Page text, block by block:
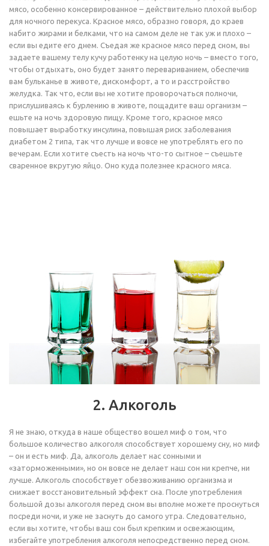
мясо, особенно консервированное – действительно плохой выбор
для ночного перекуса. Красное мясо, образно говоря, до краев
набито жирами и белками, что на самом деле не так уж и плохо –
если вы едите его днем. Съедая же красное мясо перед сном, вы
задаете вашему телу кучу работенку на целую ночь – вместо того,
чтобы отдыхать, оно будет занято перевариванием, обеспечив
вам бульканье в животе, дискомфорт, а то и расстройство
желудка. Так что, если вы не хотите проворочаться полночи,
прислушиваясь к бурлению в животе, пощадите ваш организм –
ешьте на ночь здоровую пищу. Кроме того, красное мясо
повышает выработку инсулина, повышая риск заболевания
диабетом 2 типа, так что лучше и вовсе не употреблять его по
вечерам. Если хотите съесть на ночь что-то сытное – съешьте
сваренное вкрутую яйцо. Оно куда полезнее красного мяса.
2. Алкоголь
Я не знаю, откуда в наше общество вошел миф о том, что
большое количество алкоголя способствует хорошему сну, но миф
– он и есть миф. Да, алкоголь делает нас сонными и
«заторможенными», но он вовсе не делает наш сон ни крепче, ни
лучше. Алкоголь способствует обезвоживанию организма и
снижает восстановительный эффект сна. После употребления
большой дозы алкоголя перед сном вы вполне можете проснуться
посреди ночи, и уже не заснуть до самого утра. Следовательно,
если вы хотите, чтобы ваш сон был крепким и освежающим,
избегайте употребления алкоголя непосредственно перед сном.